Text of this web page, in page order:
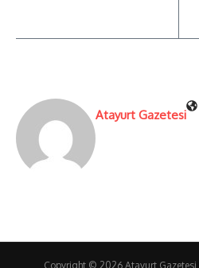
Atayurt Gazetesi
Copyright © 2026 Atayurt Gazetesi